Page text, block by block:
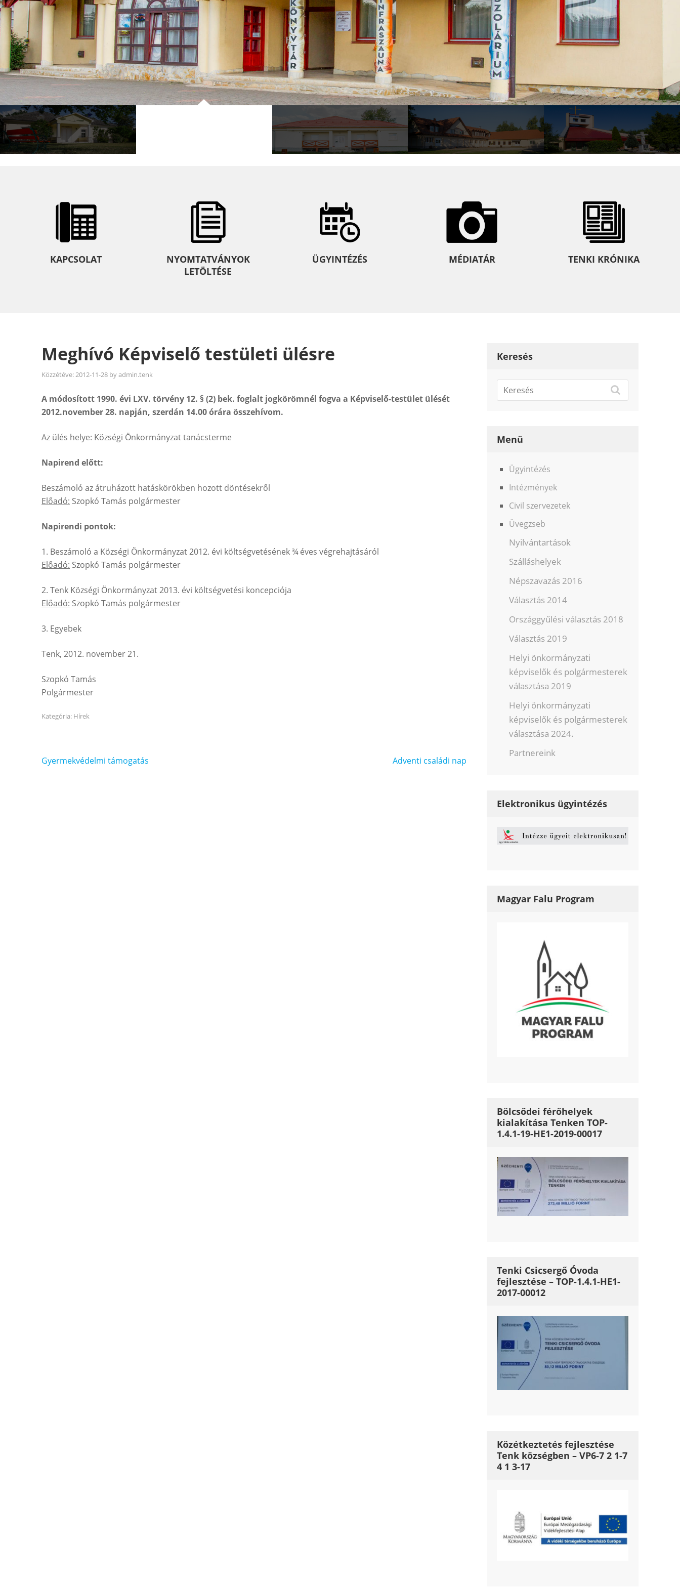
KAPCSOLAT
NYOMTATVÁNYOK
LETÖLTÉSE
ÜGYINTÉZÉS MÉDIATÁR TENKI KRÓNIKA
Meghívó Képviselő testületi ülésre
Közzétéve:2012-11-28 byadmin.tenk
A módosított 1990. évi LXV. törvény 12. § (2) bek. foglalt jogkörömnél fogva a Képviselő-testület ülését
2012.november 28. napján, szerdán 14.00 órára összehívom.
Az ülés helye: Községi Önkormányzat tanácsterme
Napirend előtt:
Beszámoló az átruházott hatáskörökben hozott döntésekről
Előadó: Szopkó Tamás polgármester
Napirendi pontok:
1. Beszámoló a Községi Önkormányzat 2012. évi költségvetésének ¾ éves végrehajtásáról
Előadó: Szopkó Tamás polgármester
2. Tenk Községi Önkormányzat 2013. évi költségvetési koncepciója
Előadó: Szopkó Tamás polgármester
3. Egyebek
Tenk, 2012. november 21.
Szopkó Tamás
Polgármester
Kategória: Hírek
Bejegyzés
Gyermekvédelmi támogatás Adventi családi nap
Keresés
Menü
Ügyintézés
Intézmények
Civil szervezetek
Üvegzseb
Nyilvántartások
Szálláshelyek
Népszavazás 2016
Választás 2014
Országgyűlési választás 2018
Választás 2019
Helyi önkormányzati
képviselők és polgármesterek
választása 2019
Helyi önkormányzati
képviselők és polgármesterek
választása 2024.
Partnereink
Elektronikus ügyintézés
Magyar Falu Program
Bölcsődei férőhelyek
kialakítása Tenken TOP-
1.4.1-19-HE1-2019-00017
Tenki Csicsergő Óvoda
fejlesztése – TOP-1.4.1-HE1-
2017-00012
Közétkeztetés fejlesztése
Tenk községben – VP6-7 2 1-7
4 1 3-17